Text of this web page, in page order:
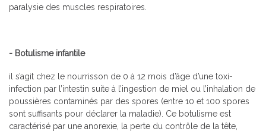
paralysie des muscles respiratoires.
- Botulisme infantile
il s’agit chez le nourrisson de 0 à 12 mois d’âge d’une toxi-
infection par l’intestin suite à l’ingestion de miel ou l’inhalation de
poussières contaminés par des spores (entre 10 et 100 spores
sont suffisants pour déclarer la maladie). Ce botulisme est
caractérisé par une anorexie, la perte du contrôle de la tête,